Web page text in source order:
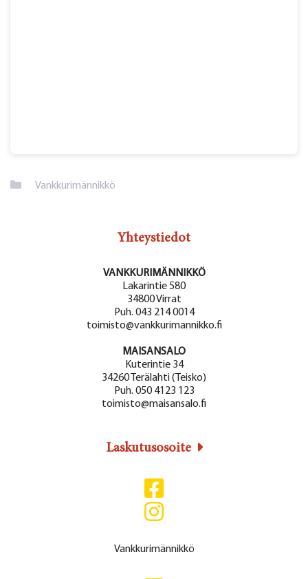
Kategoriat
Vankkurimännikkö
Yhteystiedot
VANKKURIMÄNNIKKÖ
Lakarintie 580
34800 Virrat
Puh. 043 214 0014
toimisto@vankkurimannikko.fi
MAISANSALO
Kuterintie 34
34260 Terälahti (Teisko)
Puh. 050 4123 123
toimisto@maisansalo.fi
Laskutusosoite
Vankkurimännikkö